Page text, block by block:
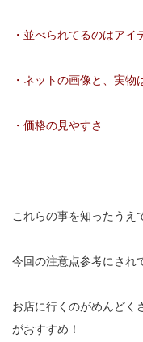
・並べられてるのはアイ
・ネットの画像と、実物
・価格の見やすさ
これらの事を知ったうえ
今回の注意点参考にされ
お店に行くのがめんどく
がおすすめ！